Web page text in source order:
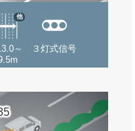
～
他
３灯式信号